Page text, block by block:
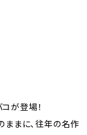
が登場！
まに、往年の名作